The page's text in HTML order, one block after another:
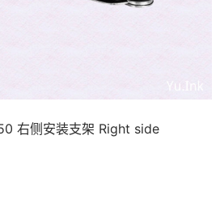
右侧安装支架 Right side